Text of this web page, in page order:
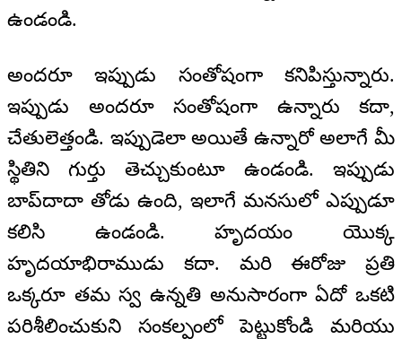
ఉండండి.
అందరూ ఇప్పుడు సంతోషంగా కనిపిస్తున్నారు.
ఇప్పుడు అందరూ సంతోషంగా ఉన్నారు కదా,
చేతులెత్తండి. ఇప్పుడెలా అయితే ఉన్నారో అలాగే మీ
స్థితిని గుర్తు తెచ్చుకుంటూ ఉండండి. ఇప్పుడు
బాప్‌దాదా తోడు ఉంది, ఇలాగే మనసులో ఎప్పుడూ
కలిసి ఉండండి. హృదయం యొక్క
హృదయాభిరాముడు కదా. మరి ఈరోజు ప్రతి
ఒక్కరూ తమ స్వ ఉన్నతి అనుసారంగా ఏదో ఒకటి
పరిశీలించుకుని సంకల్పంలో పెట్టుకోండి మరియు